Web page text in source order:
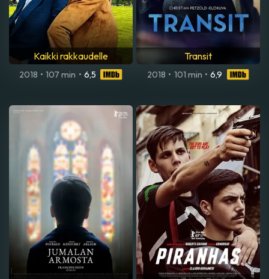
Kaikki rakkaudelle
2018 • 107 min • 6,5
Transit
2018 • 101 min • 6,9